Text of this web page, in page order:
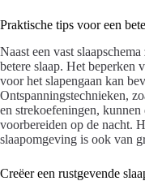
Praktische tips voor een
Naast een vast
betere slaap. Het beperken
voor het slapengaan kan
Ontspanningstechnieken,
en strekoefeningen, kunnen
voorbereiden op de nacht.
slaapomgeving is ook van
Creëer een rustgevende